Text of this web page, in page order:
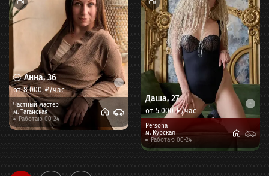
Анна,36
от8 000₽/час
Частный мастер
м. Таганская
Работаю 00-24
Даша, 27
от5 000₽/час
Persona
м. Курская
Работаю 00-24